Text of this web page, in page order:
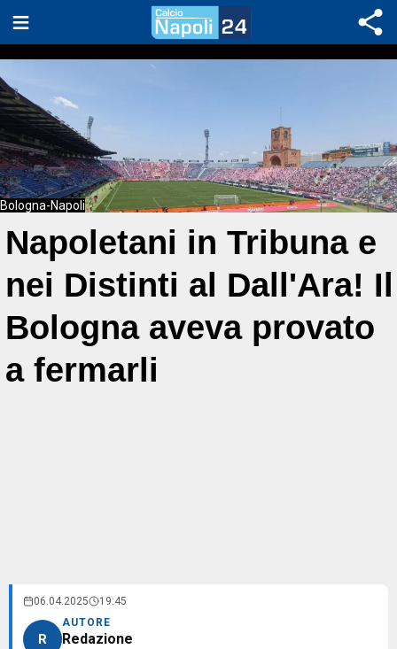
Bologna-Napoli
Napoletani in Tribuna e
nei Distinti al Dall'Ara! Il
Bologna aveva provato
a fermarli
06.04.2025 19:45
R
AUTORE
Redazione